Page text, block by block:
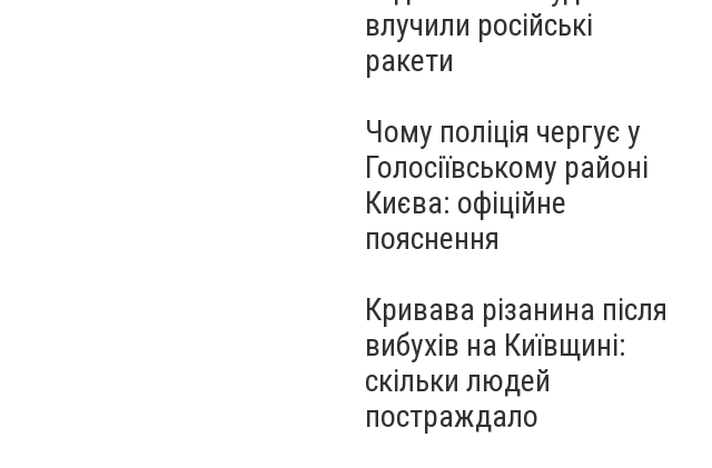
влучили російські
ракети
Чому поліція чергує у
Голосіївському районі
Києва: офіційне
пояснення
Кривава різанина після
вибухів на Київщині:
скільки людей
постраждало